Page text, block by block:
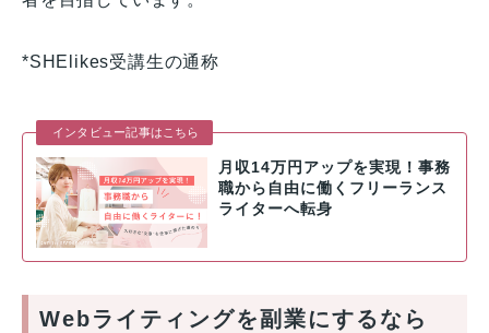
*SHElikes受講生の通称
インタビュー記事はこちら
月収14万円アップを実現！事務
職から自由に働くフリーランス
ライターへ転身
Webライティングを副業にするなら